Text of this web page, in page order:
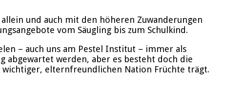
und auch mit den höheren Zuwanderungen
vom Säugling bis zum Schulkind.
– auch uns am Pestel Institut – immer als
abgewartet werden, aber es besteht doch die
wichtiger, elternfreundlichen Nation Früchte trägt.